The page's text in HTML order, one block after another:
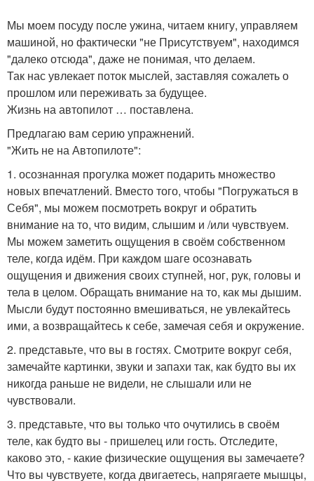
Мы моем посуду после ужина, читаем книгу, управляем
машиной, но фактически "не Присутствуем", находимся
"далеко отсюда", даже не понимая, что делаем.
Так нас увлекает поток мыслей, заставляя сожалеть о
прошлом или переживать за будущее.
Жизнь на автопилот … поставлена.
Предлагаю вам серию упражнений.
"Жить не на Автопилоте":
1. осознанная прогулка может подарить множество
новых впечатлений. Вместо того, чтобы "Погружаться в
Себя", мы можем посмотреть вокруг и обратить
внимание на то, что видим, слышим и /или чувствуем.
Мы можем заметить ощущения в своём собственном
теле, когда идём. При каждом шаге осознавать
ощущения и движения своих ступней, ног, рук, головы и
тела в целом. Обращать внимание на то, как мы дышим.
Мысли будут постоянно вмешиваться, не увлекайтесь
ими, а возвращайтесь к себе, замечая себя и окружение.
2. представьте, что вы в гостях. Смотрите вокруг себя,
замечайте картинки, звуки и запахи так, как будто вы их
никогда раньше не видели, не слышали или не
чувствовали.
3. представьте, что вы только что очутились в своём
теле, как будто вы - пришелец или гость. Отследите,
каково это, - какие физические ощущения вы замечаете?
Что вы чувствуете, когда двигаетесь, напрягаете мышцы,